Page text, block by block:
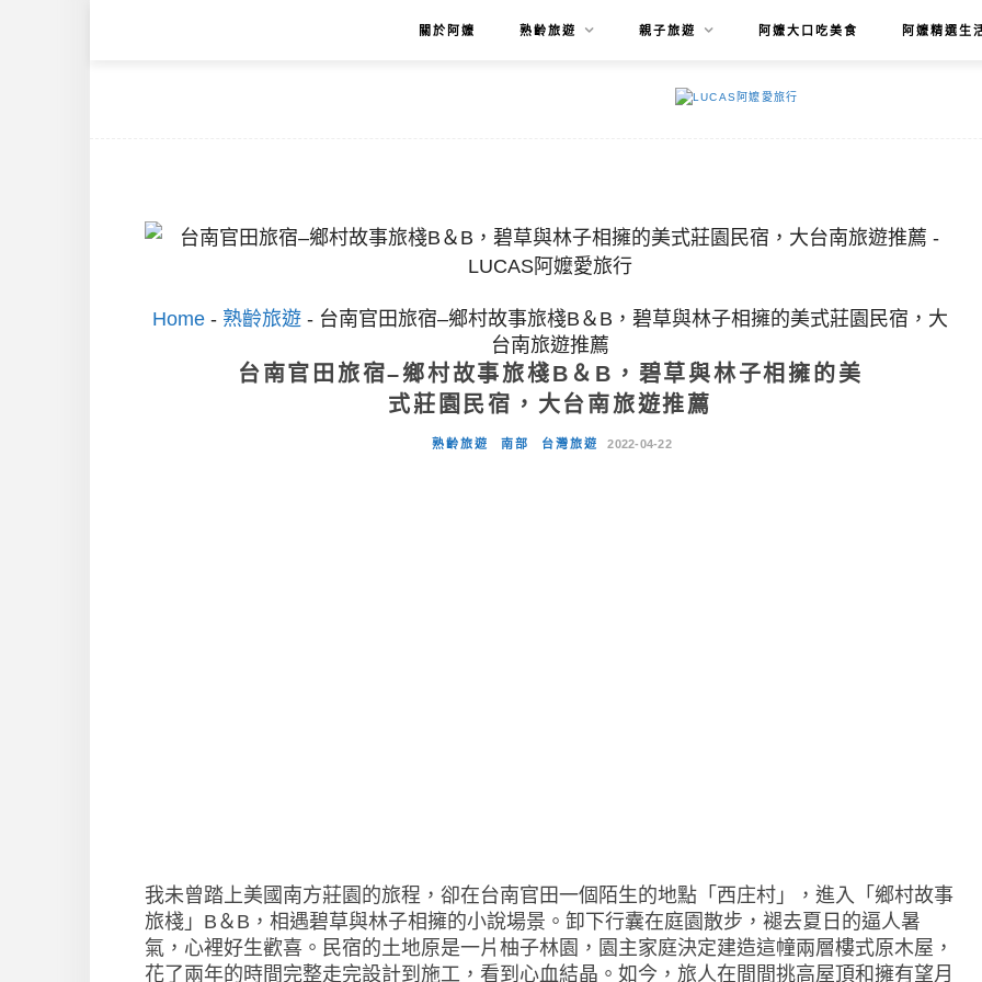
關於阿嬤 熟齡旅遊 親子旅遊 阿嬤大口吃美食 阿嬤精選生
Home - 熟齡旅遊 - 台南官田旅宿–鄉村故事旅棧B＆B，碧草與林子相擁的美式莊園民宿，大
台南旅遊推薦
台南官田旅宿–鄉村故事旅棧B＆B，碧草與林子相擁的美
式莊園民宿，大台南旅遊推薦
熟齡旅遊 南部 台灣旅遊 2022-04-22
我未曾踏上美國南方莊園的旅程，卻在台南官田一個陌生的地點「西庄村」，進入「鄉村故事
旅棧」B＆B，相遇碧草與林子相擁的小說場景。卸下行囊在庭園散步，褪去夏日的逼人暑
氣，心裡好生歡喜。民宿的土地原是一片柚子林園，園主家庭決定建造這幢兩層樓式原木屋，
花了兩年的時間完整走完設計到施工，看到心血結晶。如今，旅人在間間挑高屋頂和擁有望月